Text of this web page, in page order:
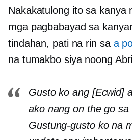
Nakakatulong ito sa kanya
mga pagbabayad sa
tindahan, pati na rin sa a
na tumakbo siya noong
Gusto ko ang [Ecwid]
ako nang on the go sa
Gustung-gusto ko na